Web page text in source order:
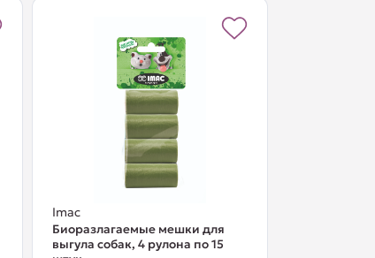
Imac
Биоразлагаемые мешки для
выгула собак, 4 рулона по 15